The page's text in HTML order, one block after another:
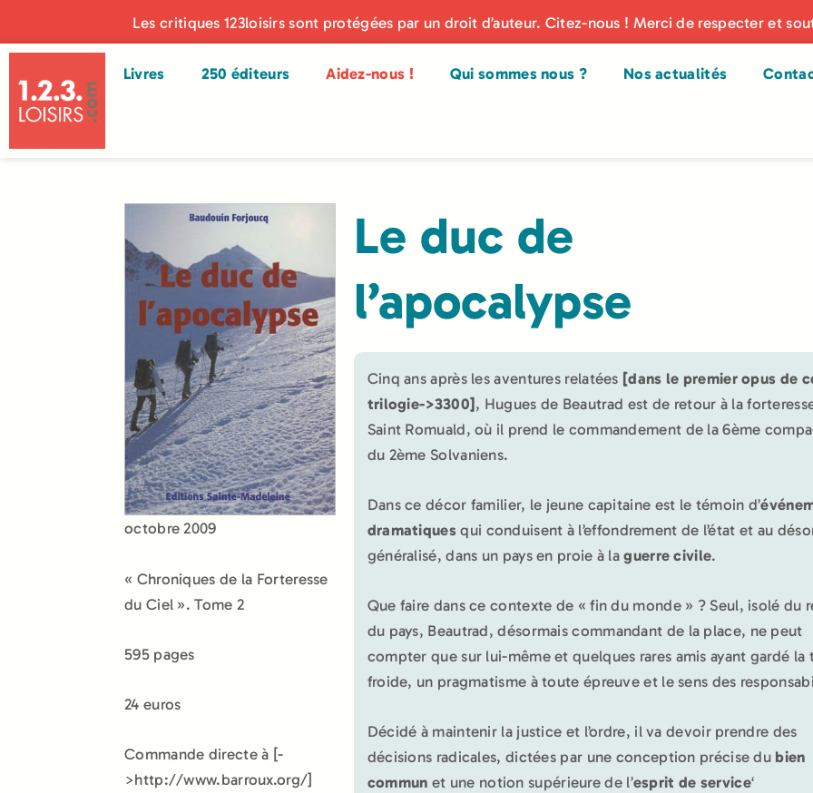
Les critiques 123loisirs sont protégées par un droit d’auteur. Citez-nous ! Merci de respecter et
Livres 250 éditeurs Aidez-nous ! Qui sommes nous ? Nos actualités
octobre 2009
« Chroniques de la Forteresse
du Ciel ». Tome 2
595 pages
24 euros
Commande directe à [-
>http://www.barroux.org/]
Le duc de
l’apocalypse
Cinq ans après les aventures relatées [dans le premier opus de
trilogie->3300], Hugues de Beautrad est de retour à la
Saint Romuald, où il prend le commandement de la 6ème
du 2ème Solvaniens.
Dans ce décor familier, le jeune capitaine est le témoin d’
dramatiques qui conduisent à l’effondrement de l’état et au
généralisé, dans un pays en proie à laguerre civile.
Que faire dans ce contexte de « fin du monde » ? Seul, isolé du
du pays, Beautrad, désormais commandant de la place, ne peut
compter que sur lui-même et quelques rares amis ayant gardé la
froide, un pragmatisme à toute épreuve et le sens des
Décidé à maintenir la justice et l’ordre, il va devoir prendre des
décisions radicales, dictées par une conception précise du bien
commun et une notion supérieure de l’esprit de service‘